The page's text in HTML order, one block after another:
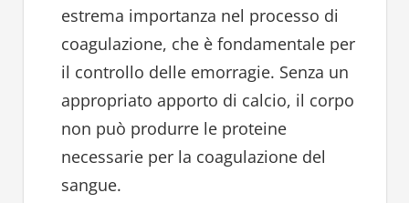
estrema importanza nel processo di
coagulazione, che è fondamentale per
il controllo delle emorragie. Senza un
appropriato apporto di calcio, il corpo
non può produrre le proteine
necessarie per la coagulazione del
sangue.